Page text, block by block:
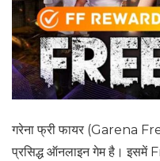
गरेना फ्री फायर (Garena
प्रसिद्ध ऑनलाइन गेम है।